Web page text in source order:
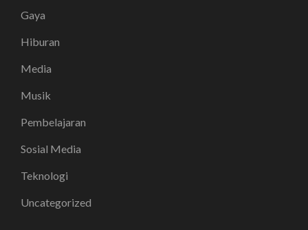
Gaya
Hiburan
Media
Musik
Pembelajaran
Sosial Media
Teknologi
Uncategorized